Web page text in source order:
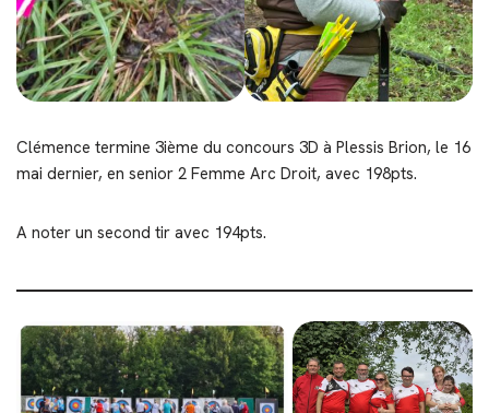
Clémence termine 3ième du concours 3D à Plessis Brion, le 16
mai dernier, en senior 2 Femme Arc Droit, avec 198pts.
A noter un second tir avec 194pts.